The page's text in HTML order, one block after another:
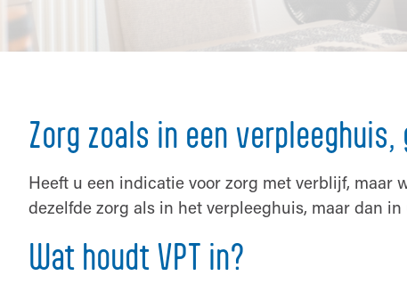
Zorg zoals in een
Heeft u een indicatie voor zorg met verblijf,
dezelfde zorg als in het verpleeghuis, maar dan
Wat houdt VPT in?